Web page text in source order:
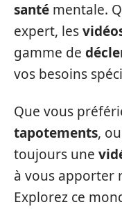
santé mentale.
expert, les
gamme de
vos besoins
Que vous
tapotements,
toujours une
à vous apporter
Explorez ce